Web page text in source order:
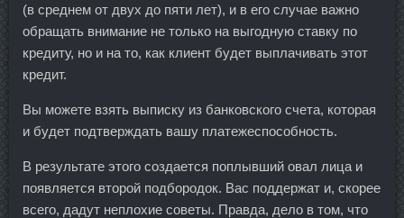
(в среднем от двух до пяти лет), и в его случае важно
обращать внимание не только на выгодную ставку по
кредиту, но и на то, как клиент будет выплачивать этот
кредит.
Вы можете взять выписку из банковского счета, которая
и будет подтверждать вашу платежеспособность.
В результате этого создается поплывший овал лица и
появляется второй подбородок. Вас поддержат и, скорее
всего, дадут неплохие советы. Правда, дело в том, что